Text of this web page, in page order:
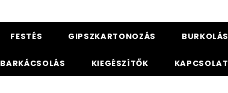
FESTÉS GIPSZKARTONOZÁS BURKOLÁS
BARKÁCSOLÁS KIEGÉSZÍTŐK KAPCSOLAT